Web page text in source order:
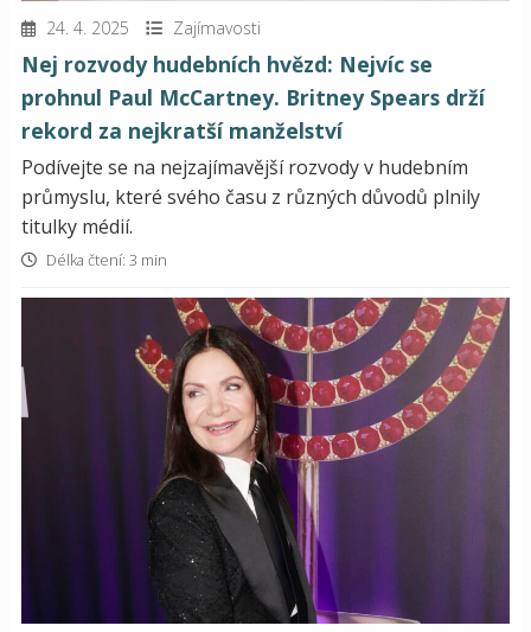
24. 4. 2025 Zajímavosti
Nej rozvody hudebních hvězd: Nejvíc se
prohnul Paul McCartney. Britney Spears drží
rekord za nejkratší manželství
Podívejte se na nejzajímavější rozvody v hudebním
průmyslu, které svého času z různých důvodů plnily
titulky médií.
Délka čtení: 3 min